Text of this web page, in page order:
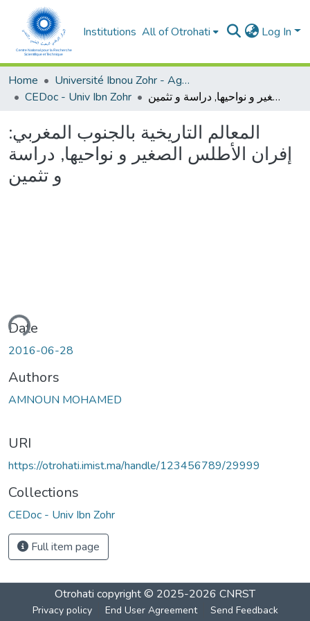
Institutions All of Otrohati Log In
Home
Université Ibnou Zohr - Agadir
CEDoc - Univ Ibn Zohr
المعالم التاريخية بالجنوب المغربي: إفران الأطلس الصغير و نواحيها, دراسة و تثمين
المعالم التاريخية بالجنوب المغربي:
إفران الأطلس الصغير و نواحيها, دراسة
و تثمين
Date
2016-06-28
Authors
AMNOUN MOHAMED
URI
https://otrohati.imist.ma/handle/123456789/29999
Collections
CEDoc - Univ Ibn Zohr
Full item page
Otrohati copyright © 2025-2026 CNRST
Privacy policy End User Agreement Send Feedback